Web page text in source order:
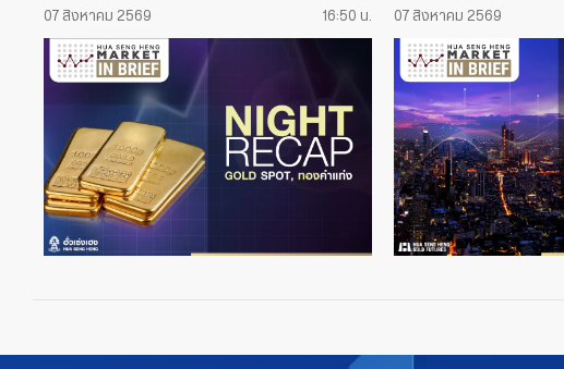
07 สิงหาคม 2569 16:50 น. 07 สิงหาคม 2569